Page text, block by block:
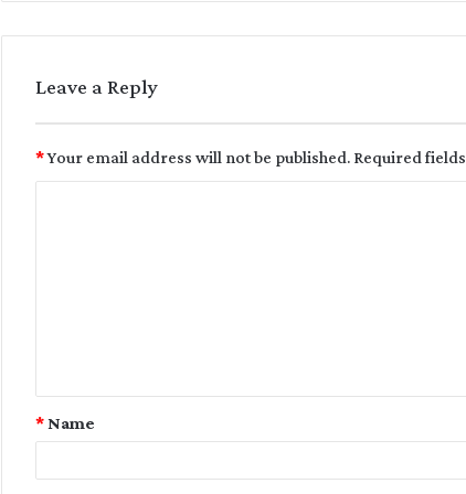
Leave a Reply
Your email address will not be published.Required
*
Name
*